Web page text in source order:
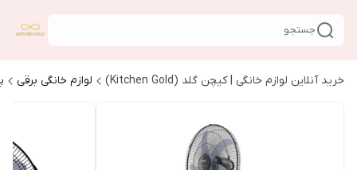
جستجو
خرید آنلاین لوازم خانگی | کیچن گلد (Kitchen Gold) لوازم خانگی برقی